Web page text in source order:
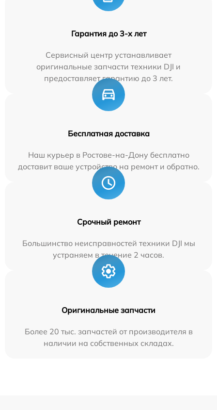
Гарантия до 3-х лет
Сервисный центр устанавливает
оригинальные запчасти техники DJI и
предоставляет гарантию до 3 лет.
Бесплатная доставка
Наш курьер в Ростове-на-Дону бесплатно
доставит ваше устройство на ремонт и обратно.
Срочный ремонт
Большинство неисправностей техники DJI мы
устраняем в течение 2 часов.
Оригинальные запчасти
Более 20 тыс. запчастей от производителя в
наличии на собственных складах.